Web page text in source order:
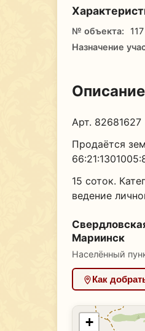
№ объекта:
117
Назначение
Описание
Арт. 82681627
Продаётся
15 соток.
ведение
Мариинск
Населённый
Как
+